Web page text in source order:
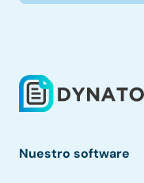
Nuestro software